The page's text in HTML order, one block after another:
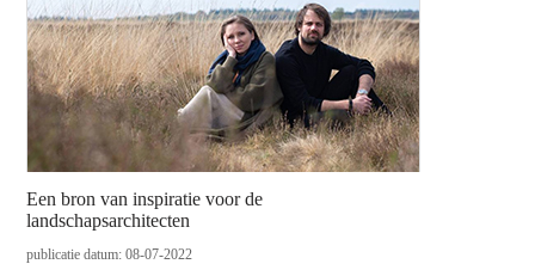
Een bron van inspiratie voor de
landschapsarchitecten
publicatie datum: 08-07-2022